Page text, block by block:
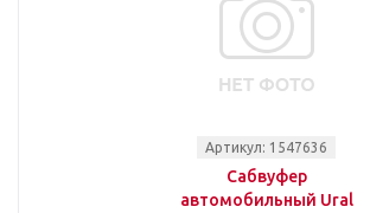
Артикул: 1547636
Сабвуфер
автомобильный Ural